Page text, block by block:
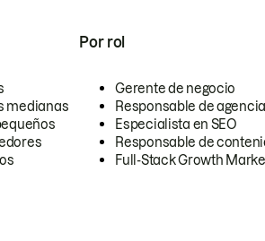
medianas
Por rol
Gerente de negocio
Responsable de agencia
Especialista en SEO
Responsable de
Full-Stack Growth